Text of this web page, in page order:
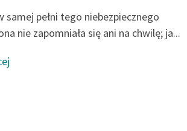
samej pełni tego niebezpiecznego
nie zapomniała się ani na chwilę; ja...